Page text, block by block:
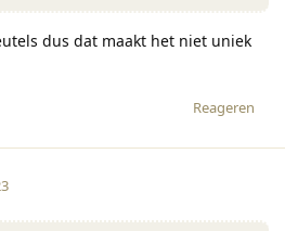
dus dat maakt het niet uniek
Reageren